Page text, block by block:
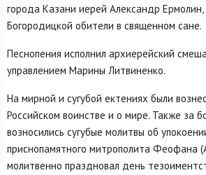
города Казани иерей Александр Ермолин,
Богородицкой обители в священном сане.
Песнопения исполнил архиерейский
управлением Марины Литвиненко.
На мирной и сугубой ектениях были
Российском воинстве и о мире. Также за
возносились сугубые молитвы об
приснопамятного митрополита Феофана
молитвенно праздновал день